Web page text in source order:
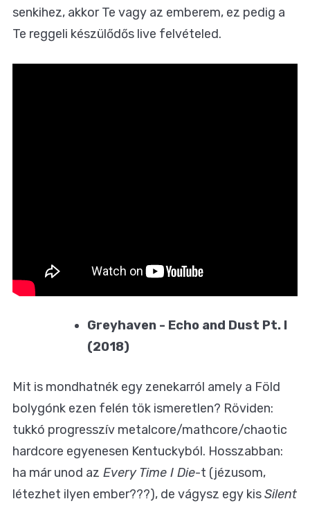
senkihez, akkor Te vagy az emberem, ez pedig a
Te reggeli készülődős live felvételed.
Greyhaven - Echo and Dust Pt. I
(2018)
Mit is mondhatnék egy zenekarról amely a Föld
bolygónk ezen felén tök ismeretlen? Röviden:
tukkó progresszív metalcore/mathcore/chaotic
hardcore egyenesen Kentuckyból. Hosszabban:
ha már unod az Every Time I Die-t (jézusom,
létezhet ilyen ember???), de vágysz egy kisSilent